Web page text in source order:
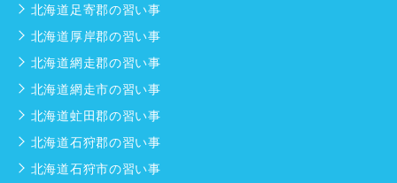
北海道足寄郡の習い事
北海道厚岸郡の習い事
北海道網走郡の習い事
北海道網走市の習い事
北海道虻田郡の習い事
北海道石狩郡の習い事
北海道石狩市の習い事